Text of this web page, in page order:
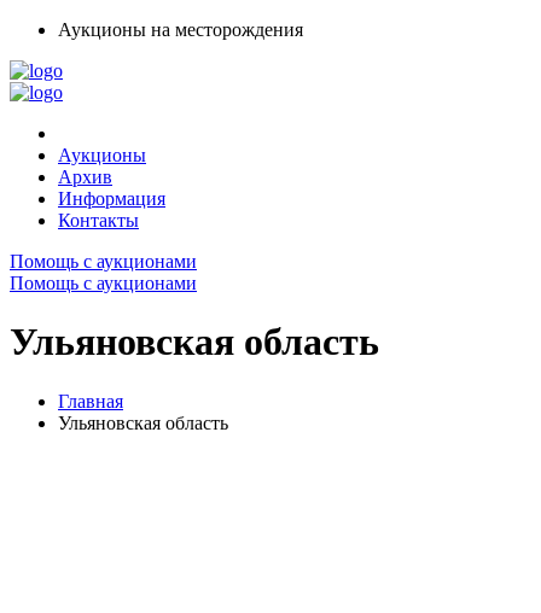
Аукционы на месторождения
Аукционы
Архив
Информация
Контакты
Помощь с аукционами
Помощь с аукционами
Ульяновская область
Главная
Ульяновская область